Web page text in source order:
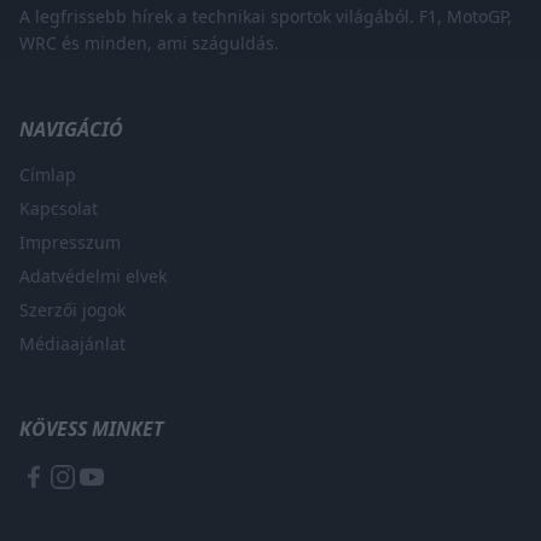
A legfrissebb hírek a technikai sportok világából. F1, MotoGP,
WRC és minden, ami száguldás.
NAVIGÁCIÓ
Címlap
Kapcsolat
Impresszum
Adatvédelmi elvek
Szerzői jogok
Médiaajánlat
KÖVESS MINKET